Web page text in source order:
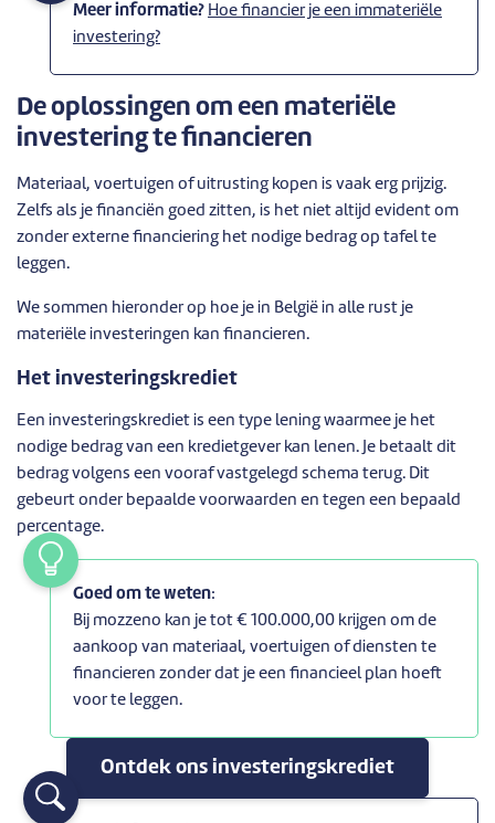
Meer informatie? Hoe financier je een immateriële
investering?
De oplossingen om een materiële
investering te financieren
Materiaal, voertuigen of uitrusting kopen is vaak erg prijzig.
Zelfs als je financiën goed zitten, is het niet altijd evident om
zonder externe financiering het nodige bedrag op tafel te
leggen.
We sommen hieronder op hoe je in België in alle rust je
materiële investeringen kan financieren.
Het investeringskrediet
Een investeringskrediet is een type lening waarmee je het
nodige bedrag van een kredietgever kan lenen. Je betaalt dit
bedrag volgens een vooraf vastgelegd schema terug. Dit
gebeurt onder bepaalde voorwaarden en tegen een bepaald
percentage.
Goed om te weten:
Bij mozzeno kan je tot € 100.000,00 krijgen om de
aankoop van materiaal, voertuigen of diensten te
financieren zonder dat je een financieel plan hoeft
voor te leggen.
Ontdek ons investeringskrediet